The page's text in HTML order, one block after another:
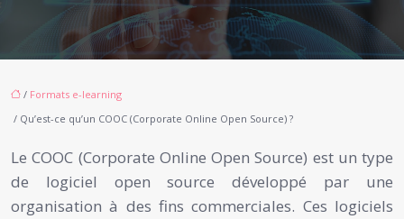
/ Formats e-learning
/ Qu’est-ce qu’un COOC (Corporate Online Open Source) ?
Le COOC (Corporate Online Open Source) est un type
de logiciel open source développé par une
organisation à des fins commerciales. Ces logiciels